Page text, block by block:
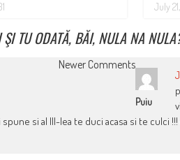
July
ŞI TU ODATĂ, BĂI, NULA NA
Newer Comments
Puiu
si al III-lea te duci acasa si te culci